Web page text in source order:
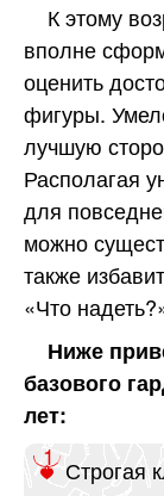
К этому
вполне
оценить
фигуры.
лучшую
Располагая
для
можно
также
«Что
Ниже
базового
лет:
Строгая